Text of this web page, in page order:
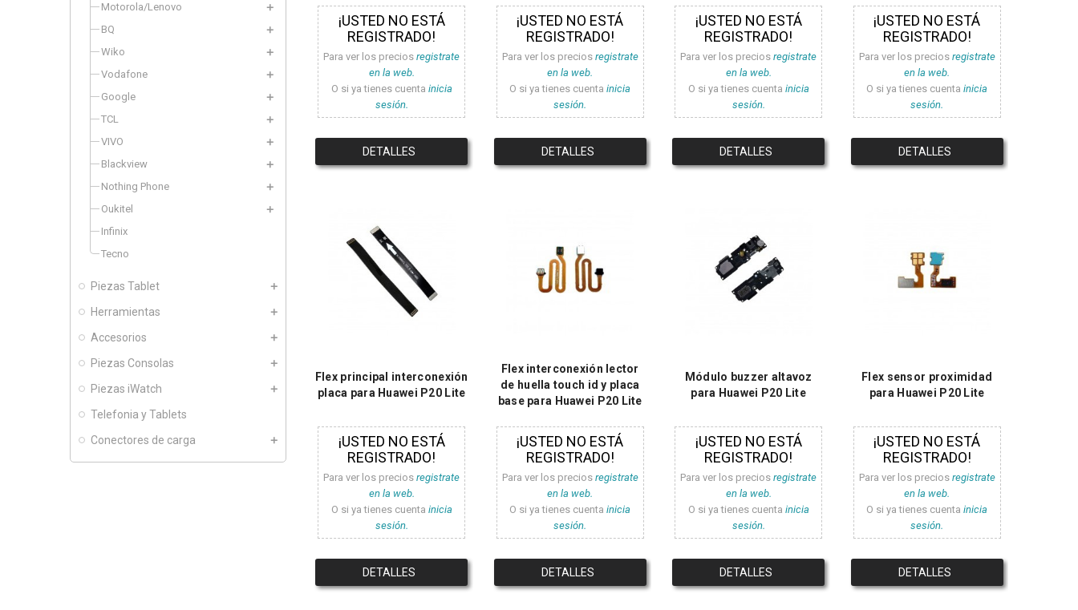
Motorola/Lenovo
BQ
Wiko
Vodafone
Google
TCL
VIVO
Blackview
Nothing Phone
Oukitel
Infinix
Tecno
Piezas Tablet
Herramientas
Accesorios
Piezas Consolas
Piezas iWatch
Telefonia y Tablets
Conectores de carga
¡USTED NO ESTÁ
REGISTRADO!
Para ver los preciosregistrate
en la web.
O si ya tienes cuenta inicia
sesión.
DETALLES
¡USTED NO ESTÁ
REGISTRADO!
Para ver los precios registrate
en la web.
O si ya tienes cuentainicia
sesión.
DETALLES
¡USTED NO ESTÁ
REGISTRADO!
Para ver los preciosregistrate
en la web.
O si ya tienes cuenta inicia
sesión.
DETALLES
¡USTED NO ESTÁ
REGISTRADO!
Para ver los precios registrate
en la web.
O si ya tienes cuentainicia
sesión.
DETALLES
Flex principal interconexión
placa para Huawei P20 Lite
¡USTED NO ESTÁ
REGISTRADO!
Para ver los preciosregistrate
en la web.
O si ya tienes cuenta inicia
sesión.
DETALLES
Flex interconexión lector
de huella touch id y placa
base para Huawei P20 Lite
¡USTED NO ESTÁ
REGISTRADO!
Para ver los precios registrate
en la web.
O si ya tienes cuentainicia
sesión.
DETALLES
Módulo buzzer altavoz
para Huawei P20 Lite
¡USTED NO ESTÁ
REGISTRADO!
Para ver los preciosregistrate
en la web.
O si ya tienes cuenta inicia
sesión.
DETALLES
Flex sensor proximidad
para Huawei P20 Lite
¡USTED NO ESTÁ
REGISTRADO!
Para ver los precios registrate
en la web.
O si ya tienes cuentainicia
sesión.
DETALLES